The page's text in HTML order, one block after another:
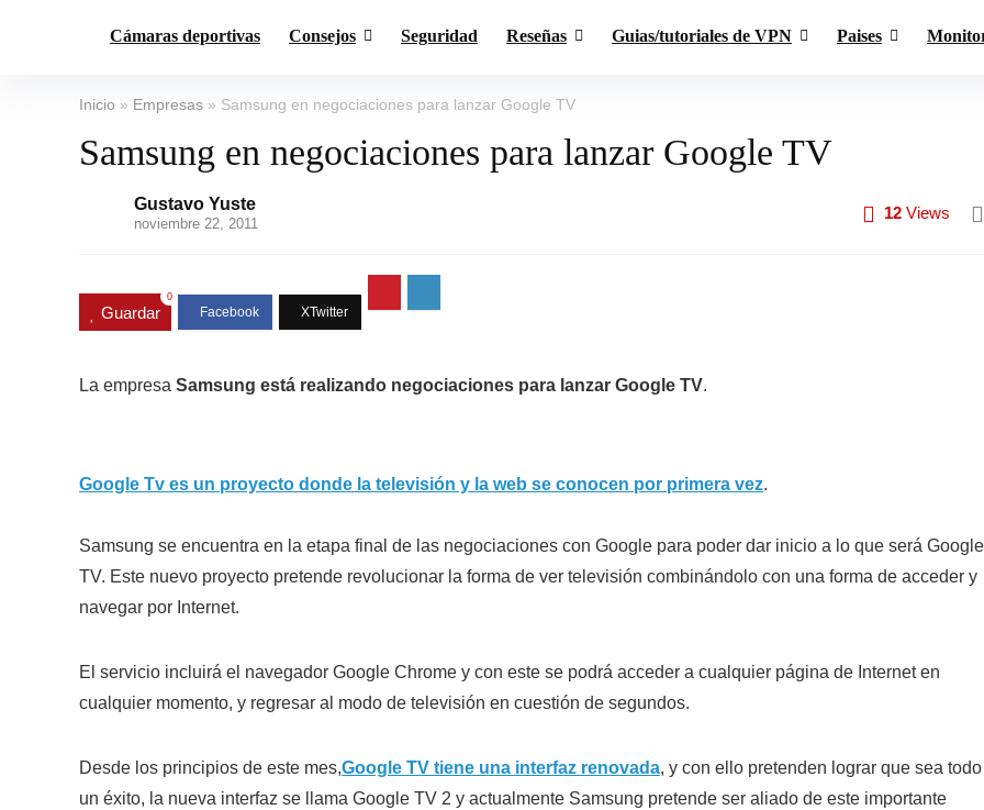
Cámaras deportivas Consejos Seguridad Reseñas Guias/tutoriales de VPN Paises
Inicio » Empresas » Samsung en negociaciones para lanzar Google TV
Samsung en negociaciones para lanzar Google TV
Gustavo Yuste
noviembre 22, 2011
12 Views
Guardar
0
La empresa Samsung está realizando negociaciones para lanzar Google TV.
Google Tv es un proyecto donde la televisión y la web se conocen por primera vez.
Samsung se encuentra en la etapa final de las negociaciones con Google para poder dar inicio a lo que será Google
TV. Este nuevo proyecto pretende revolucionar la forma de ver televisión combinándolo con una forma de acceder y
navegar por Internet.
El servicio incluirá el navegador Google Chrome y con este se podrá acceder a cualquier página de Internet en
cualquier momento, y regresar al modo de televisión en cuestión de segundos.
Desde los principios de este mes,Google TV tiene una interfaz renovada, y con ello pretenden lograr que sea todo
un éxito, la nueva interfaz se llama Google TV 2 y actualmente Samsung pretende ser aliado de este importante